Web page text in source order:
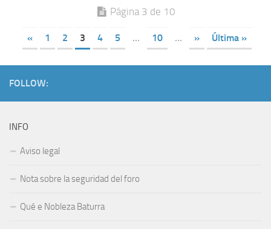
Página 3 de 10
« 1 2 3 4 5 ... 10 ... » Última »
FOLLOW:
INFO
Aviso legal
Nota sobre la seguridad del foro
Qué e Nobleza Baturra